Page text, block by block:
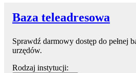
Baza teleadresowa
Sprawdź darmowy dostęp do pełnej
urzędów.
Rodzaj instytucji: